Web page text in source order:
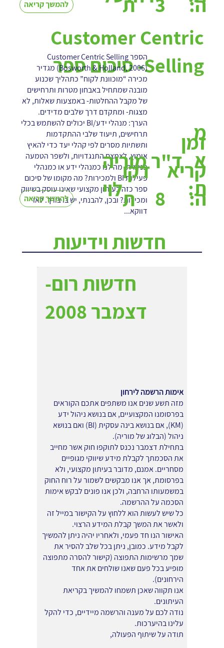
להמשך קריאה
Customer Centric
Selling- סיכום ספר
הספר Customer Centric Selling
(Bosworth & Holland, 2006) מגדיר
מכירה “מוכוונת לקוח” כתהליך שכנוע
מובנה שמתחיל באבחון מטרות ותרחישים
של מקבל ההחלטות- באמצעות שאלות, לא
מצגות- ומתקדם דרך שלבים מדידים.
הערך: מנהלי ידע/BI יכולים להשתמש בכלי
תרחישים, תיעוד שלבי ההתקדמות
ותשתיות מסרים לפי קהלי יעד כדי להאיץ
אימוץ, לצמצם התנגדויות, ולשפר הטמעה
פנימית. מה לנו כמנהלי ידע או כמנהלי
פעילות BI ולמכירות? מה מקומו של סיכום
ספר כזה בעיתון מקצועי שאינו עוסק בשיווק
ומכירות? ובכן, להבנתי, יש בו צורך. לאו
דווקא...
ד"ר מוריה
לוי
מ
א
ת:
להמשך קריאה
דקו
ת
זמן
קריא
ה:
8
חדשות וידיעות
חדשות רום-
דצמבר 2008
אימות הרשמה לירחון
מזה תשע שנים אנו משתפים אתכם הקוראים
בפרסומנו המקצועיים, אם בנושא ניהול ידע
(KM), אם בנושא בינה עסקית (BI) ואם בנושא
ניהול (הבלוג של מוריה).
בתחילת דצמבר נכנס לתוקפו חוק אשר מחייב
את הסכמתך לקבלת מידע שיווקי מגופיים
מסחריים. אמנם, מדובר בעיתון מקצועי, ולא
בפרסומת, אך אנו מבקשים לשמור על רוח החוק
במשמעותו הרחבה, ולכן אנו פונים לבקש אימות
הסכמה על ההרשמה.
כל שיש לעשות הוא ללחוץ על הקישור במייל זה
ולאשר את המשך קבלת המידע הרצוי.
האישור הנו חד פעמי, ולאחריו יהיה ניתן להמשיך
לקבל מידע. כמובן, ניתן בכל שלב להסיר את
שמך מרשימות התפוצה (קישור להסרה מתפוצה
מופיע בכל פעם שאנו שולחים את אחד
הירחונים).
אנו תקווה שאכן תשמחו להמשיך בקריאת
העיתונים.
נודה לכם על מענה והרשמה מיידיים, כדי להקל
עלינו בהיערכות.
תודה על שיתוף הפעולה,